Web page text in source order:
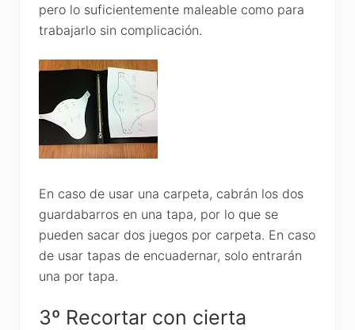
pero lo suficientemente maleable como para
trabajarlo sin complicación.
En caso de usar una carpeta, cabrán los dos
guardabarros en una tapa, por lo que se
pueden sacar dos juegos por carpeta. En caso
de usar tapas de encuadernar, solo entrarán
una por tapa.
3º Recortar con cierta